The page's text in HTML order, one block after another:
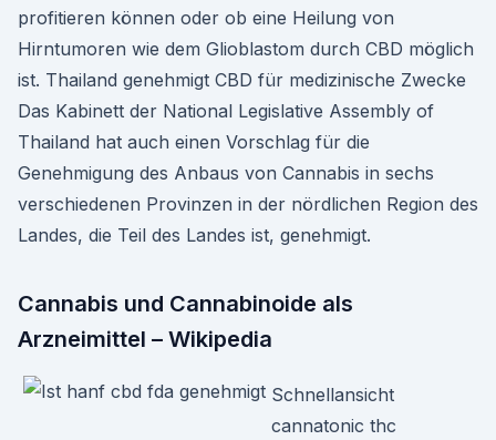
profitieren können oder ob eine Heilung von
Hirntumoren wie dem Glioblastom durch CBD möglich
ist. Thailand genehmigt CBD für medizinische Zwecke
Das Kabinett der National Legislative Assembly of
Thailand hat auch einen Vorschlag für die
Genehmigung des Anbaus von Cannabis in sechs
verschiedenen Provinzen in der nördlichen Region des
Landes, die Teil des Landes ist, genehmigt.
Cannabis und Cannabinoide als
Arzneimittel – Wikipedia
Schnellansicht
cannatonic thc